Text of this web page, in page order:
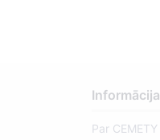
Informācija
Par CEMETY